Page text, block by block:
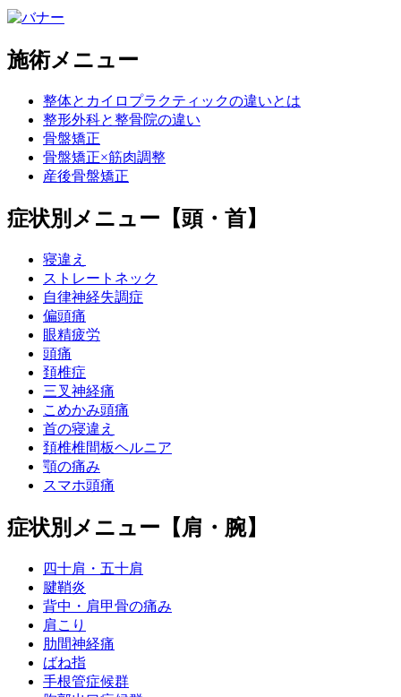
施術メニュー
整体とカイロプラクティックの違いとは
整形外科と整骨院の違い
骨盤矯正
骨盤矯正×筋肉調整
産後骨盤矯正
症状別メニュー【頭・首】
寝違え
ストレートネック
自律神経失調症
偏頭痛
眼精疲労
頭痛
頚椎症
三叉神経痛
こめかみ頭痛
首の寝違え
頚椎椎間板ヘルニア
顎の痛み
スマホ頭痛
症状別メニュー【肩・腕】
四十肩・五十肩
腱鞘炎
背中・肩甲骨の痛み
肩こり
肋間神経痛
ばね指
手根管症候群